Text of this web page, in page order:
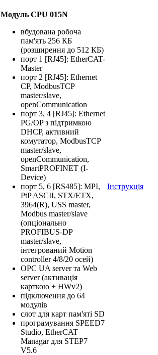
Модуль CPU 015N
вбудована робоча
пам'ять 256 КБ
(розширення до 512 КБ)
порт 1 [RJ45]: EtherCAT-
Master
порт 2 [RJ45]: Ethernet
CP, ModbusTCP
master/slave,
openCommunication
порт 3, 4 [RJ45]: Ethernet
PG/OP з підтримкою
DHCP, активний
комутатор, ModbusTCP
master/slave,
openCommunication,
SmartPROFINET (I-
Device)
порт 5, 6 [RS485]: MPI,
PtP ASCII, STX/ETX,
3964(R), USS master,
Modbus master/slave
(опціонально
PROFIBUS-DP
master/slave,
інтегрований Motion
controller 4/8/20 осей)
OPC UA server та Web
server (активація
карткою + HWv2)
підключення до 64
модулів
слот для карт пам'яті SD
програмування SPEED7
Studio, EtherCAT
Managar для STEP7
V5.6
Інструкція